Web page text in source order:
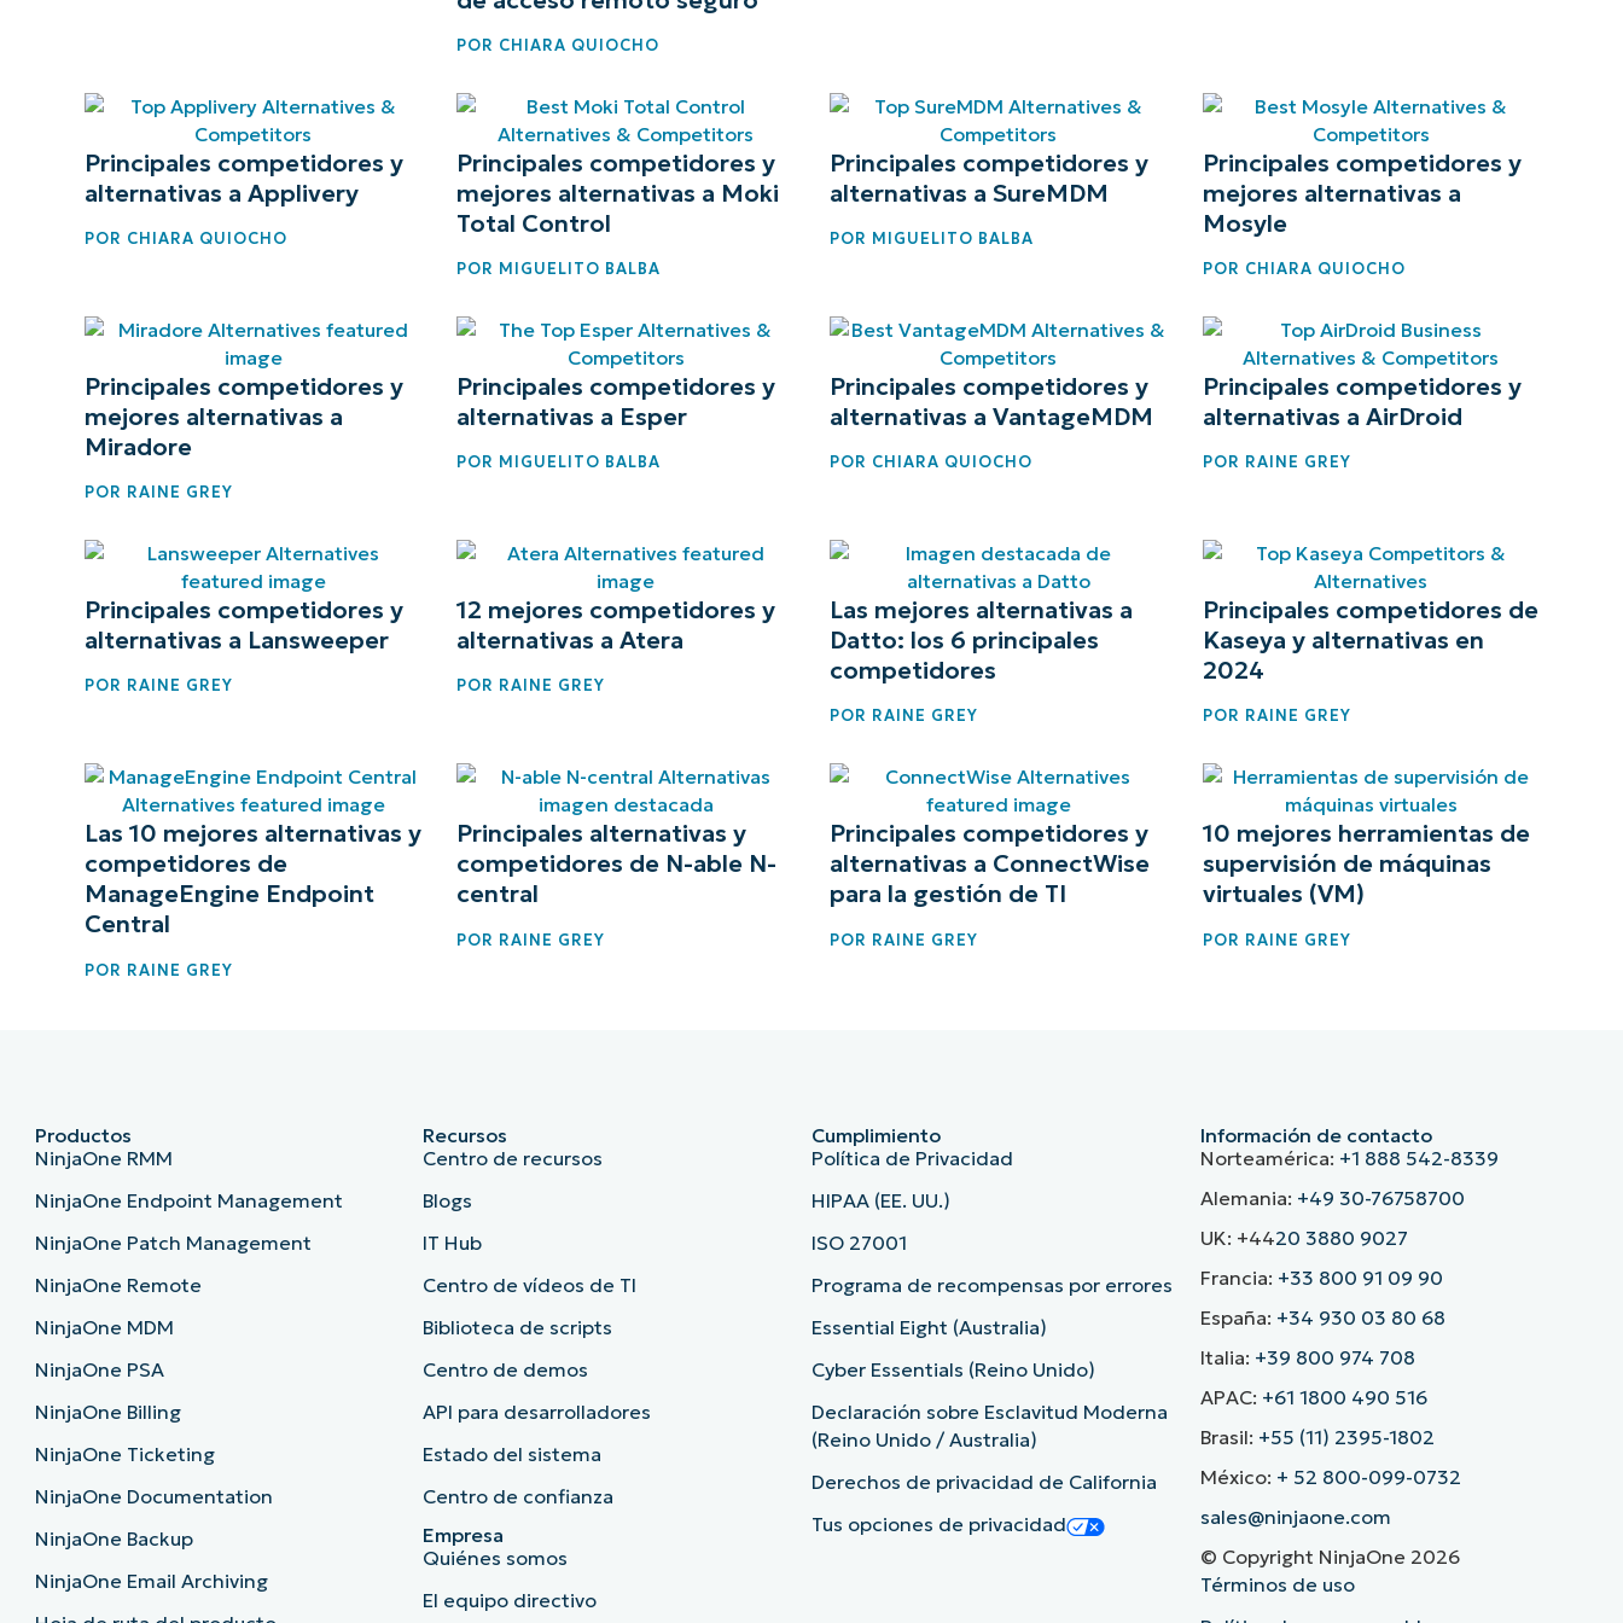
MIRA UNA DEMO
RUTA DEL PRODUCTO
CONTACTO DE VENTAS MIRA UNA DEMO
MIRA UNA DEMO
CONTACTO DE VENTAS MIRA UNA DEMO
POR CHIARA QUIOCHO
Principales competidores y
alternativas a Applivery
POR CHIARA QUIOCHO
Principales competidores y
mejores alternativas a Moki
Total Control
POR MIGUELITO BALBA
Principales competidores y
alternativas a SureMDM
POR MIGUELITO BALBA
Principales competidores y
mejores alternativas a
Mosyle
POR CHIARA QUIOCHO
Principales competidores y
mejores alternativas a
Miradore
POR RAINE GREY
Principales competidores y
alternativas a Esper
POR MIGUELITO BALBA
Principales competidores y
alternativas a VantageMDM
POR CHIARA QUIOCHO
Principales competidores y
alternativas a AirDroid
POR RAINE GREY
Principales competidores y
alternativas a Lansweeper
POR RAINE GREY
12 mejores competidores y
alternativas a Atera
POR RAINE GREY
Las mejores alternativas a
Datto: los 6 principales
competidores
POR RAINE GREY
Principales competidores de
Kaseya y alternativas en
2024
POR RAINE GREY
Las 10 mejores alternativas y
competidores de
ManageEngine Endpoint
Central
POR RAINE GREY
Principales alternativas y
competidores de N-able N-
central
POR RAINE GREY
Principales competidores y
alternativas a ConnectWise
para la gestión de TI
POR RAINE GREY
10 mejores herramientas de
supervisión de máquinas
virtuales (VM)
POR RAINE GREY
Productos
NinjaOne RMM
NinjaOne Endpoint Management
NinjaOne Patch Management
NinjaOne Remote
NinjaOne MDM
NinjaOne PSA
NinjaOne Billing
NinjaOne Ticketing
NinjaOne Documentation
NinjaOne Backup
NinjaOne Email Archiving
Recursos
Centro de recursos
Blogs
IT Hub
Centro de vídeos de TI
Biblioteca de scripts
Centro de demos
API para desarrolladores
Estado del sistema
Centro de confianza
Empresa
Quiénes somos
El equipo directivo
Cumplimiento
Política de Privacidad
HIPAA (EE. UU.)
ISO 27001
Programa de recompensas por errores
Essential Eight (Australia)
Cyber Essentials (Reino Unido)
Declaración sobre Esclavitud Moderna
(Reino Unido / Australia)
Derechos de privacidad de California
Tus opciones de privacidad
Información de contacto
Norteamérica: +1 888 542-8339
Alemania: +49 30-76758700
UK: +4420 3880 9027
Francia: +33 800 91 09 90
España: +34 930 03 80 68
Italia: +39 800 974 708
APAC: +61 1800 490 516
Brasil: +55 (11) 2395-1802
México: + 52 800-099-0732
sales@ninjaone.com
© Copyright NinjaOne 2026
Términos de uso